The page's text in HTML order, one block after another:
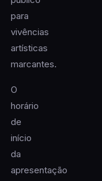
para
vivências
artísticas
marcantes.
O
horário
de
início
da
apresentação